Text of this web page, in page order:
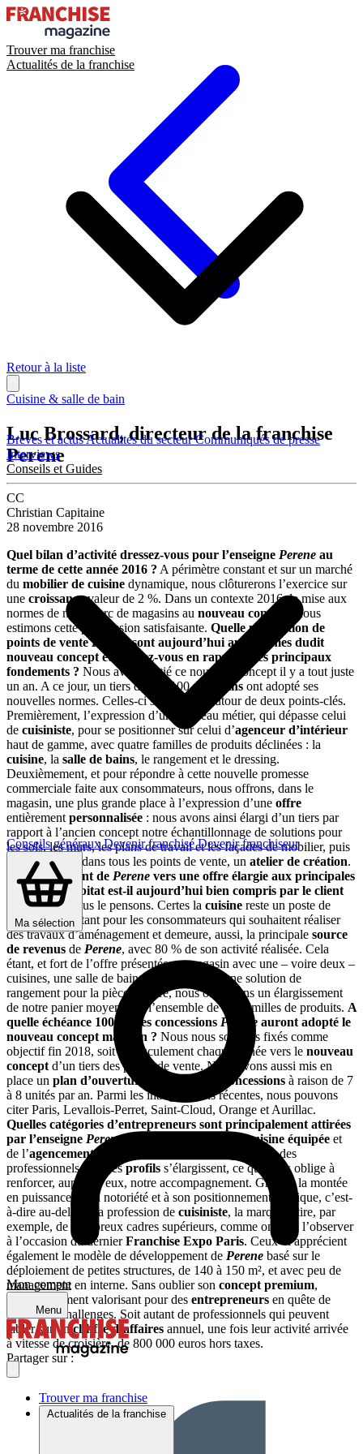
Trouver ma franchise
Actualités de la franchise
Brèves et actusActualités du secteurCommuniqués de presse
Interviews
Conseils et Guides
Conseils générauxDevenir franchiséDevenir franchiseur
Ma sélection
Mon compte
Menu
Trouver ma franchise
Actualités de la franchise
Retour à la liste
Cuisine & salle de bain
Luc Brossard, directeur de la franchise
Perene
CC
Christian Capitaine
28 novembre 2016
Quel bilan d’activité dressez-vous pour l’enseigne Perene au
terme de cette année 2016 ? A périmètre constant et sur un marché
du mobilier de cuisine dynamique, nous clôturerons l’exercice sur
une croissancevaleur de 2 %. Dans un contexte 2016 de mise aux
normes de notre parc de magasins au nouveau concept
, nous
estimons cette progression satisfaisante. Quelle proportion de
points de ventePerenesont aujourd’hui aux normes dudit
nouveau concept et pouvez-vous en rappeler ses principaux
fondements ? Nous avons initié ce nouveau concept il y a tout juste
un an. A ce jour, un tiers de nos 100magasins ont adopté ses
nouvelles normes. Celles-ci s’articulent autour de deux points-clés.
Premièrement, l’expression d’un nouveau métier, qui dépasse celui
de cuisiniste, pour se positionner sur celui d’agenceur d’intérieur
haut de gamme, avec quatre familles de produits déclinées : la
cuisine, la salle de bains, le rangement et le dressing.
Deuxièmement, et pour répondre à cette nouvelle promesse
commerciale faite aux consommateurs, nous offrons, dans le
magasin, une plus grande place à l’expression d’une offre
entièrement personnalisée : nous avons ainsi élargi d’un tiers par
rapport à l’ancien concept notre échantillonnage de solutions pour
les sols, les murs, les plans de travail et les façades de mobilier, puis
avons installé, dans tous les points de vente, un atelier de création.
Ce basculement de Perene vers une offre élargie aux principales
pièces de l’habitat est-il aujourd’hui bien compris par le client
final ?Oui, nous le pensons. Certes la cuisine reste un poste de
dépense important pour les consommateurs qui souhaitent réaliser
des travaux d’aménagement et demeure, aussi, la principale source
de revenus de Perene, avec 80 % de son activité réalisée. Cela
étant, et fort de l’offre présentée en magasin avec une – voire deux –
cuisines, une salle de bains, un dressing et une solution de
rangement pour la pièce-à-vivre, nous observons un élargissement
de notre panier moyen vers l’ensemble de ces familles de produits. A
quelle échéance 100 % des concessions Perene auront adopté le
nouveau concept magasin ? Nous nous sommes fixés comme
objectif fin 2018, soit le basculement chaque année vers le nouveau
concept d’un tiers des points de vente. Nous avons aussi mis en
place un plan d’ouvertures concessions à raison de 7
à 8 unités par an. Parmi les inaugurations récentes, nous pouvons
citer Paris, Levallois-Perret, Saint-Cloud, Orange et Aurillac.
Quelles catégories d’entrepreneurs sont principalement attirées
par l’enseigne Perene Des spécialistes de lacuisine équipée et
de l’agencement intérieur
, bien sûr, mais également des
professionnels dont lesprofils s’élargissent, ce qui nous oblige à
renforcer, auprès d’eux, notre accompagnement. Grâce à la montée
en puissance de sa notoriété et à son positionnement atypique, c’est-
à-dire au-delà de la profession de cuisiniste, la marque attire, par
exemple, de nombreux cadres supérieurs, comme on a pu l’observer
à l’occasion du dernierFranchise Expo Paris. Ceux-ci apprécient
également le modèle de développement de Perene basé sur le
déploiement de petites structures, de 140 à 150 m², et avec peu de
management en interne. Sans oublier son concept premium,
particulièrement valorisant pour des entrepreneurs en quête de
nouveaux challenges. Soit autant de professionnels qui peuvent
tabler sur un chiffre d’affaires annuel, une fois leur activité arrivée
à vitesse de croisière, de 800 000 euros hors taxes.
Partager sur :